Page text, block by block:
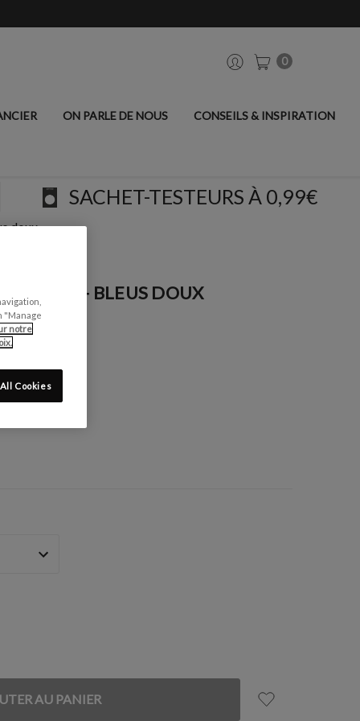
0
ON PARLE DE NOUS CONSEILS & INSPIRATION
SACHET-TESTEURS À 0,99€
doux
JARDIN - BLEUS DOUX
"Manage
notre
Cookies